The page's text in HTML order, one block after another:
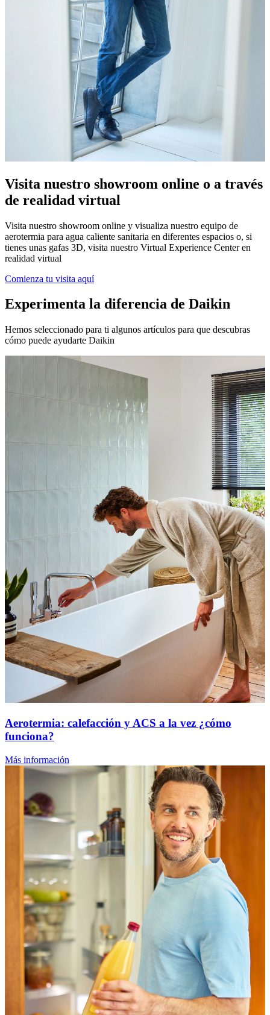
Visita nuestro showroom online o a través
de realidad virtual
Visita nuestro showroom online y visualiza nuestro equipo de
aerotermia para agua caliente sanitaria en diferentes espacios o, si
tienes unas gafas 3D, visita nuestro Virtual Experience Center en
realidad virtual
Comienza tu visita aquí
Experimenta la diferencia de Daikin
Hemos seleccionado para ti algunos artículos para que descubras
cómo puede ayudarte Daikin
Aerotermia: calefacción y ACS a la vez ¿cómo
funciona?
Más información